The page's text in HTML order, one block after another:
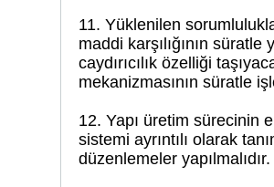
11. Yüklenilen
maddi karşılığının
caydırıcılık özelliği
mekanizmasının süratle
12. Yapı üretim sürecinin
sistemi ayrıntılı olarak
düzenlemeler yapılmalıdır.